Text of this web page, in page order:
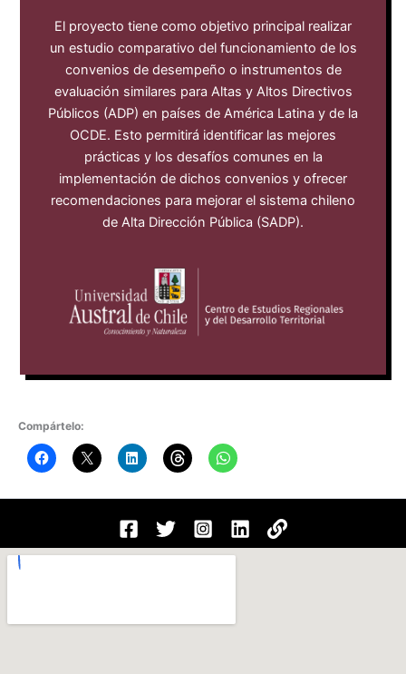
El proyecto tiene como objetivo principal realizar
un estudio comparativo del funcionamiento de los
convenios de desempeño o instrumentos de
evaluación similares para Altas y Altos Directivos
Públicos (ADP) en países de América Latina y de la
OCDE. Esto permitirá identificar las mejores
prácticas y los desafíos comunes en la
implementación de dichos convenios y ofrecer
recomendaciones para mejorar el sistema chileno
de Alta Dirección Pública (SADP).
Compártelo: